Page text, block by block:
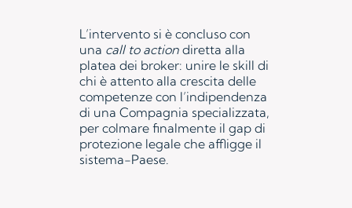
L’intervento si è concluso con
una call to actiondiretta alla
platea dei broker: unire le skill di
chi è attento alla crescita delle
competenze con l’indipendenza
di una Compagnia specializzata,
per colmare finalmente il gap di
protezione legale che affligge il
sistema-Paese.